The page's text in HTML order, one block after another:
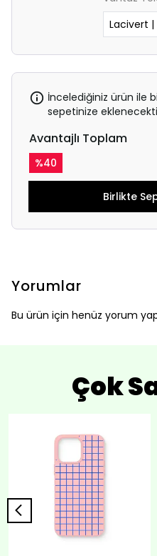
İncelediğiniz ürün ile
sepetinize
Avantajlı Toplam
%40
Birlikte
Yorumlar
Bu ürün için henüz yorum
Çok